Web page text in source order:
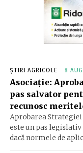
ȘTIRI AGRICOLE 8
Asociație:
pas salvator
recunosc
Aprobarea
este un pas
dacă normele de